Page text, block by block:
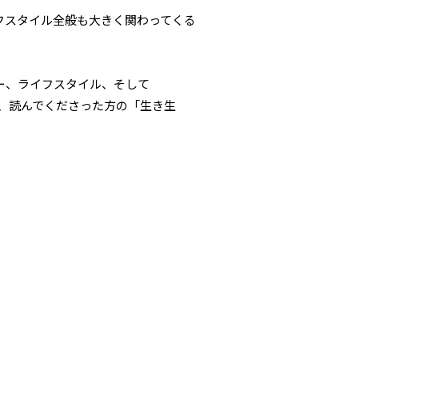
タイル全般も大きく関わってくる
、ライフスタイル、そして
読んでくださった方の「生き生